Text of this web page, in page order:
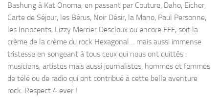
Bashung à Kat Onoma, en passant par Couture, Daho, Eicher,
Carte de Séjour, les Bérus, Noir Désir, la Mano, Paul Personne,
les Innocents, Lizzy Mercier Descloux ou encore FFF, soit la
crème de la crème du rock Hexagonal… mais aussi immense
tristesse en songeant à tous ceux qui nous ont quittés :
musiciens, artistes mais aussi journalistes, hommes et femmes
de télé ou de radio qui ont contribué à cette belle aventure
rock. Respect 4 ever !